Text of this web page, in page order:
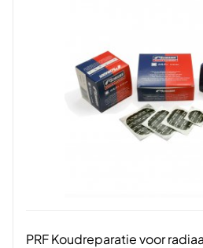
PRF Koudreparatie voor